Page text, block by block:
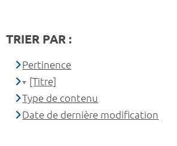
TRIER PAR :
Pertinence
[Titre]
Type de contenu
Date de dernière modification